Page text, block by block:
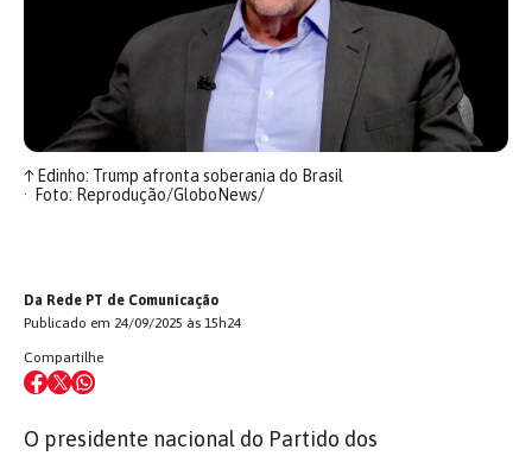
↑Edinho: Trump afronta soberania do Brasil
Foto: Reprodução/GloboNews/
Da Rede PT de Comunicação
Publicado em 24/09/2025 às 15h24
Compartilhe
O presidente nacional do Partido dos